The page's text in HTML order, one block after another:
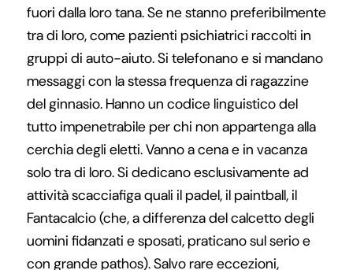
fuori dalla loro tana. Se ne stanno preferibilmente
tra di loro, come pazienti psichiatrici raccolti in
gruppi di auto-aiuto. Si telefonano e si mandano
messaggi con la stessa frequenza di ragazzine
del ginnasio. Hanno un codice linguistico del
tutto impenetrabile per chi non appartenga alla
cerchia degli eletti. Vanno a cena e in vacanza
solo tra di loro. Si dedicano esclusivamente ad
attività scacciafiga quali il padel, il paintball, il
Fantacalcio (che, a differenza del calcetto degli
uomini fidanzati e sposati, praticano sul serio e
con grande pathos). Salvo rare eccezioni,